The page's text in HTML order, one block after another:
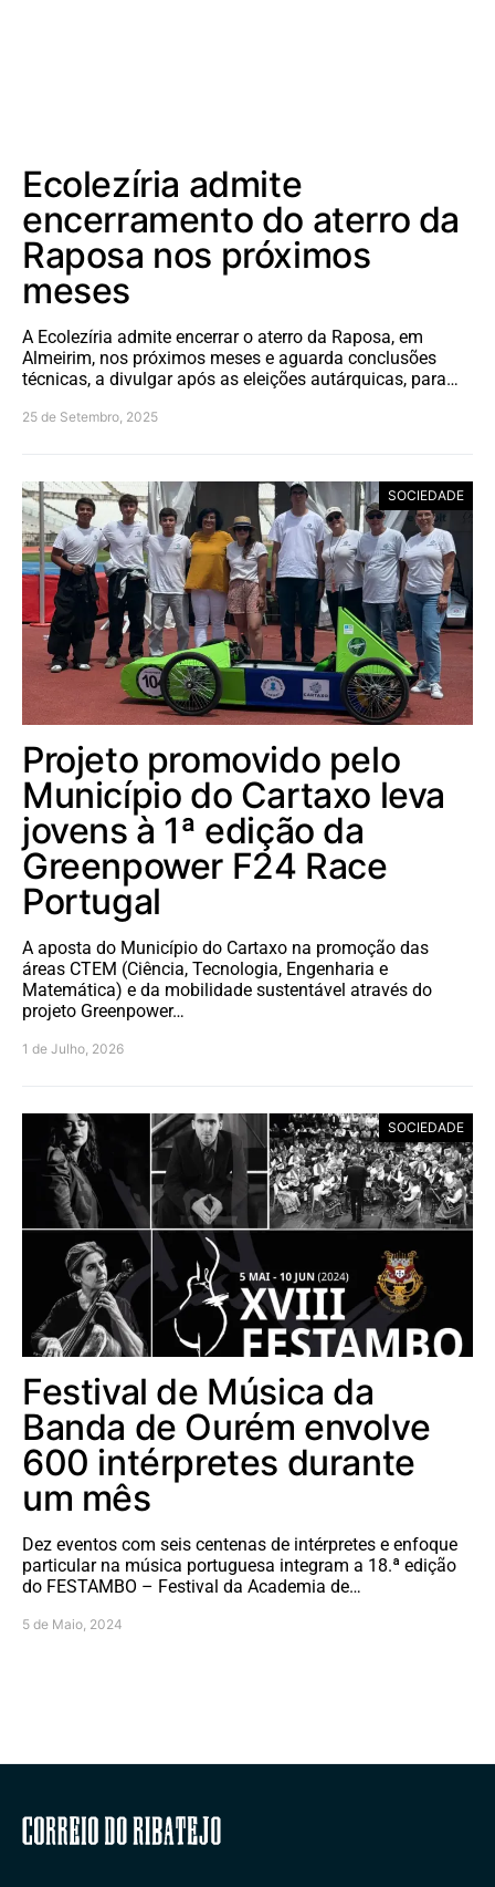
Ecolezíria admite
encerramento do aterro da
Raposa nos próximos
meses
A Ecolezíria admite encerrar o aterro da Raposa, em
Almeirim, nos próximos meses e aguarda conclusões
técnicas, a divulgar após as eleições autárquicas, para…
25 de Setembro, 2025
SOCIEDADE
Projeto promovido pelo
Município do Cartaxo leva
jovens à 1ª edição da
Greenpower F24 Race
Portugal
A aposta do Município do Cartaxo na promoção das
áreas CTEM (Ciência, Tecnologia, Engenharia e
Matemática) e da mobilidade sustentável através do
projeto Greenpower…
1 de Julho, 2026
SOCIEDADE
Festival de Música da
Banda de Ourém envolve
600 intérpretes durante
um mês
Dez eventos com seis centenas de intérpretes e enfoque
particular na música portuguesa integram a 18.ª edição
do FESTAMBO – Festival da Academia de…
5 de Maio, 2024
Correio do Ribatejo